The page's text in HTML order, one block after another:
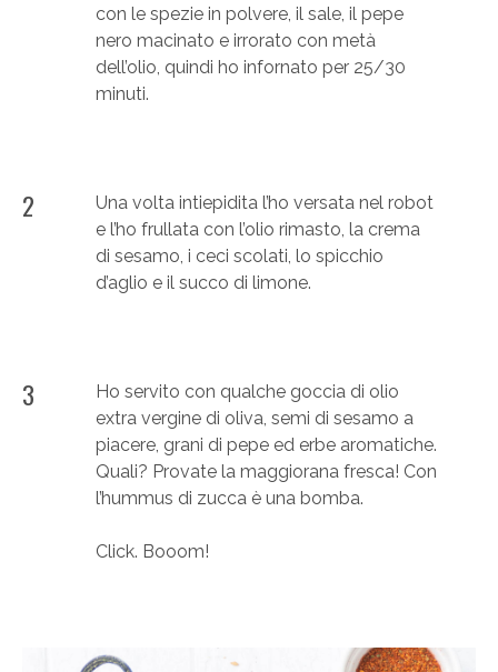
con le spezie in polvere, il sale, il pepe
nero macinato e irrorato con metà
dell’olio, quindi ho infornato per 25/30
minuti.
2
Una volta intiepidita l’ho versata nel robot
e l’ho frullata con l’olio rimasto, la crema
di sesamo, i ceci scolati, lo spicchio
d’aglio e il succo di limone.
3
Ho servito con qualche goccia di olio
extra vergine di oliva, semi di sesamo a
piacere, grani di pepe ed erbe aromatiche.
Quali? Provate la maggiorana fresca! Con
l’hummus di zucca è una bomba.
Click. Booom!